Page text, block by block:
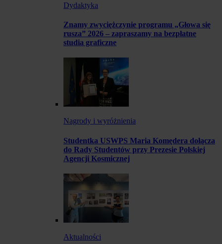
Dydaktyka
Znamy zwyciężczynie programu „Głowa się
rusza” 2026 – zapraszamy na bezpłatne
studia graficzne
Nagrody i wyróżnienia
Studentka USWPS Maria Komędera dołącza
do Rady Studentów przy Prezesie Polskiej
Agencji Kosmicznej
Aktualności